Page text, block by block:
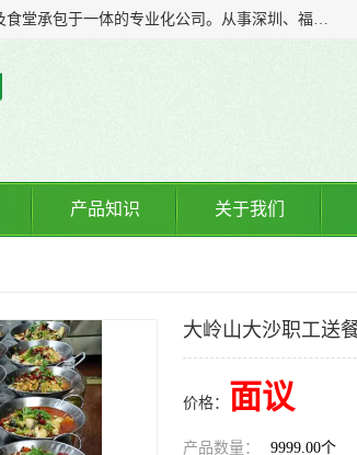
广东食安膳食管理服务有限公司是一家集干货粮油、肉禽蔬菜等食品加工、配送及食堂承包于一体的专业化公司。从事深圳、福永、公明、沙井、松岗等地区的蔬菜配送服务。 专业的服务队伍，以及完善的服务机制，经过多年的努力拼搏，赢得了广大客户的信赖和支持。
产品知识 关于我们
大岭山大沙职工送
价格： 面议
产品数量： 9999.00个